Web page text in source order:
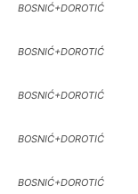
BOSNIĆ+DOROTIĆ
BOSNIĆ+DOROTIĆ
BOSNIĆ+DOROTIĆ
BOSNIĆ+DOROTIĆ
BOSNIĆ+DOROTIĆ